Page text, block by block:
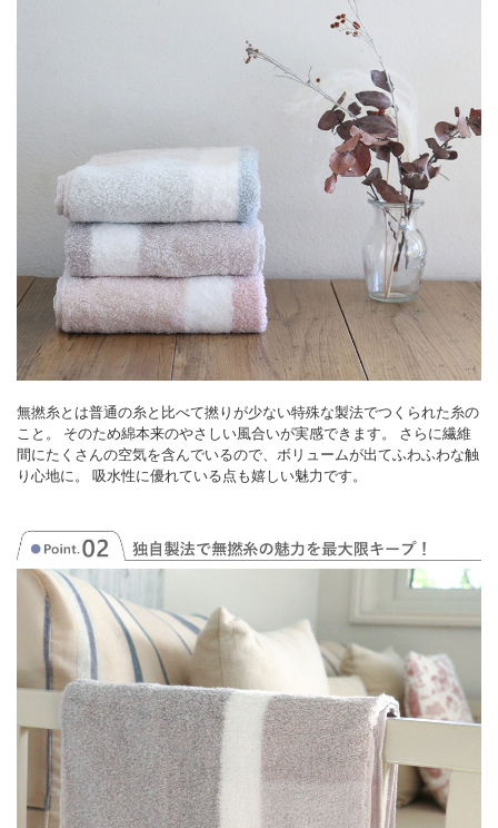
無撚糸とは普通の糸と比べて撚りが少ない特殊な製法でつくられた糸の
こと。 そのため綿本来のやさしい風合いが実感できます。 さらに繊維
間にたくさんの空気を含んでいるので、ボリュームが出てふわふわな触
り心地に。 吸水性に優れている点も嬉しい魅力です。